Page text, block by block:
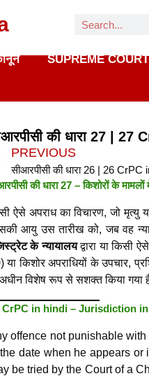
SUPREME
की धारा 27 | 27
PREVIOUS
सीआरपीसी की धारा 26 | 26 CrPC
की धारा 27 – किशोरों के
ऐसे अपराध का विचारण, जो मृत्यु
आयु उस तारीख को, जब वह
के न्यायालयद्वारा या किसी
या किशोर अपराधियों के उपचार,
विशेष रूप से सशक्त किया गया
CrPC in hindi – Jurisdiction
offence not punishable
date when he appears or
be tried by the Court of a